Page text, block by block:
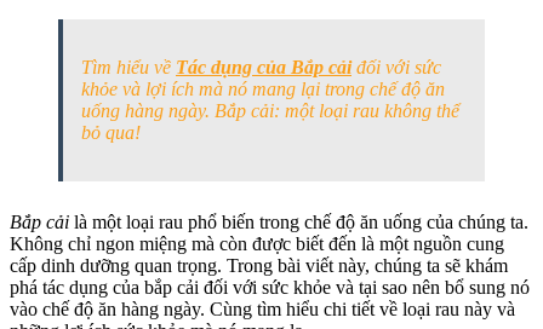
Tìm hiểu về Tác dụng của Bắp cảiđối với sức
khỏe và lợi ích mà nó mang lại trong chế độ ăn
uống hàng ngày. Bắp cải: một loại rau không thể
bỏ qua!
Bắp cải là một loại rau phổ biến trong chế độ ăn uống của chúng ta.
Không chỉ ngon miệng mà còn được biết đến là một nguồn cung
cấp dinh dưỡng quan trọng. Trong bài viết này, chúng ta sẽ khám
phá tác dụng của bắp cải đối với sức khỏe và tại sao nên bổ sung nó
vào chế độ ăn hàng ngày. Cùng tìm hiểu chi tiết về loại rau này và